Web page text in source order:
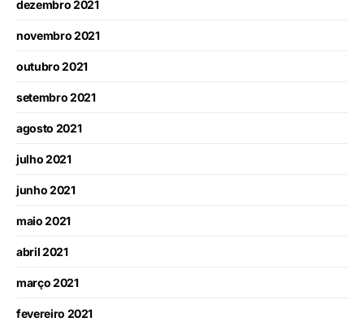
dezembro 2021
novembro 2021
outubro 2021
setembro 2021
agosto 2021
julho 2021
junho 2021
maio 2021
abril 2021
março 2021
fevereiro 2021